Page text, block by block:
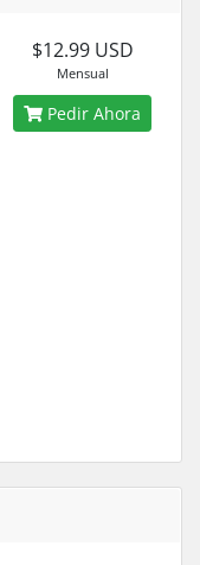
$12.99 USD
Mensual
Pedir Ahora